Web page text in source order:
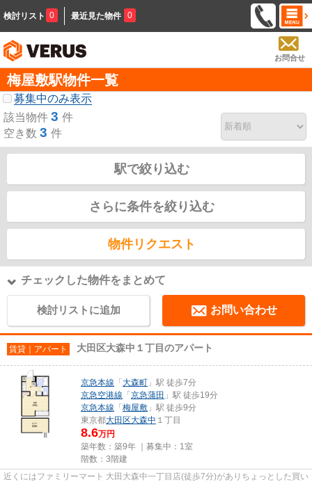
検討リスト 0 最近見た物件 0
お問合せ
梅屋敷駅物件一覧
募集中のみ表示
該当物件 3 件
空き数 3 件
駅で絞り込む
さらに条件を絞り込む
物件リクエスト
チェックした物件をまとめて
検討リストに追加 お問い合わせ
賃貸｜アパート 大田区大森中１丁目のアパート
京急本線 「 大森町 」駅 徒歩7分
京急空港線 「 京急蒲田 」駅 徒歩19分
京急本線 「 梅屋敷 」駅 徒歩9分
東京都大田区大森中 １丁目
8.6万円
築年数：築9年 ｜募集中： 1室
階数：3階建
近くにはファミリーマート 大田大森中一丁目店(徒歩7分)がありちょっとした買い